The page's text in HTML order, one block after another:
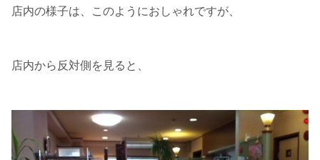
店内の様子は、このようにおしゃれですが、
店内から反対側を見ると、